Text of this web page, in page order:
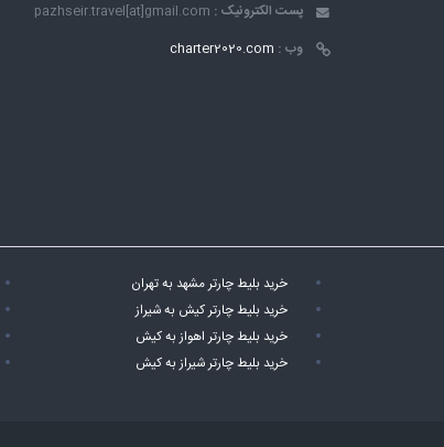
پست الکترونیک : pazhseir.travel[at]gmail.com
وب : charter2020.com
خرید بلیط چارتر مشهد به تهران
خرید بلیط چارتر کیش به شیراز
خرید بلیط چارتر اهواز به کیش
خرید بلیط چارتر شیراز به کیش